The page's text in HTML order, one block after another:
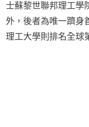
士蘇黎世聯邦理工學
外，後者為唯一躋身
理工大學則排名全球